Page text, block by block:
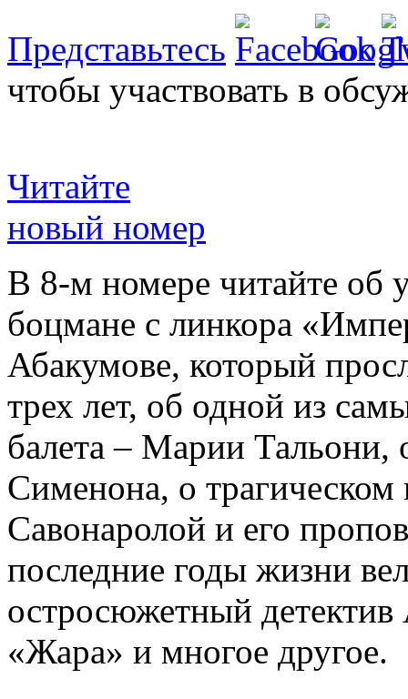
Представьтесь
чтобы участвовать в
Читайте
новый номер
В 8-м номере читайте об
боцмане с линкора
Абакумове, который
трех лет, об одной из
балета – Марии
Сименона, о трагическом
Савонаролой и его
последние годы жизни
остросюжетный детектив
«Жара» и многое другое.